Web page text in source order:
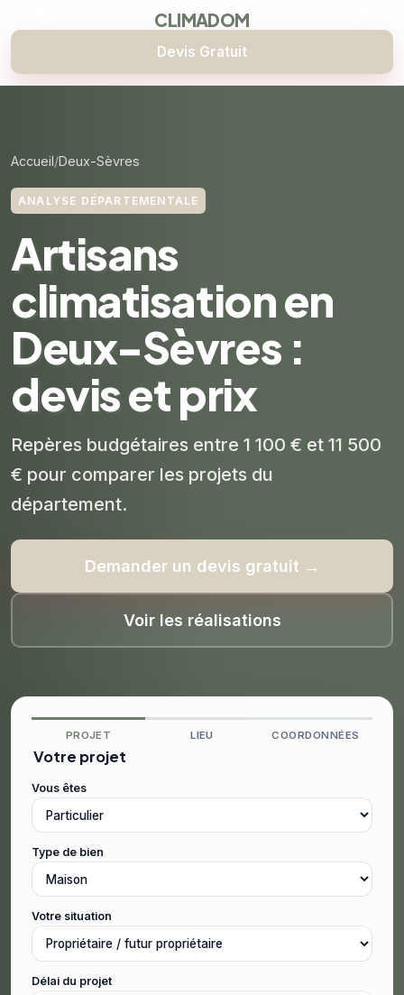
CLIMADOM
Devis Gratuit
Accueil Deux-Sèvres
ANALYSE DÉPARTEMENTALE
Artisans
climatisation en
Deux-Sèvres :
devis et prix
Repères budgétaires entre 1 100 € et 11 500
€ pour comparer les projets du
département.
Demander un devis gratuit →
Voir les réalisations
PROJET LIEU COORDONNÉES
Votre projet
Vous êtes
Type de bien
Votre situation
Délai du projet